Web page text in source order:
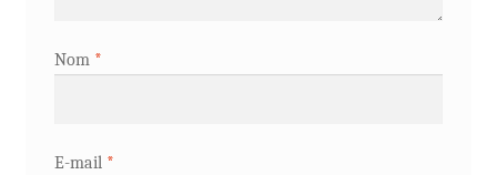
Nom *
E-mail *